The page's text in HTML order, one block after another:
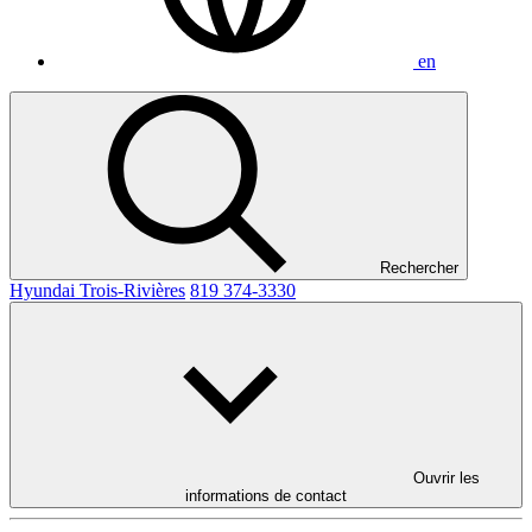
en
Rechercher
Hyundai Trois-Rivières 819 374-3330
Ouvrir les
informations de contact